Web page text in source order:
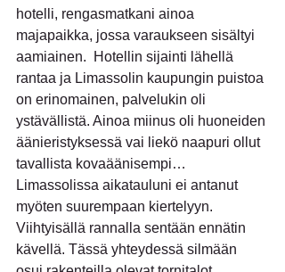
hotelli, rengasmatkani ainoa
majapaikka, jossa varaukseen sisältyi
aamiainen.  Hotellin sijainti lähellä
rantaa ja Limassolin kaupungin puistoa
on erinomainen, palvelukin oli
ystävällistä. Ainoa miinus oli huoneiden
äänieristyksessä vai liekö naapuri ollut
tavallista kovaäänisempi…
Limassolissa aikatauluni ei antanut
myöten suurempaan kiertelyyn.
Viihtyisällä rannalla sentään ennätin
kävellä. Tässä yhteydessä silmään